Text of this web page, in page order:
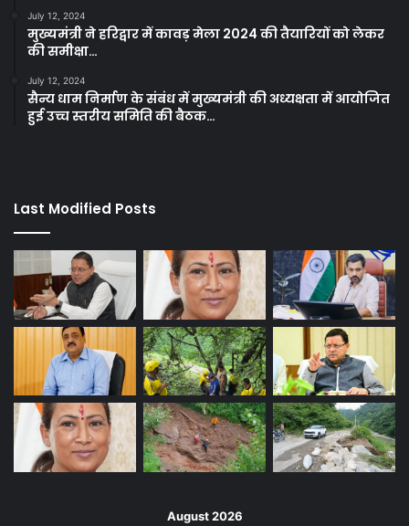
July 12, 2024
मुख्यमंत्री ने हरिद्वार में कावड़ मेला 2024 की तैयारियों को लेकर
की समीक्षा…
July 12, 2024
सैन्य धाम निर्माण के संबंध में मुख्यमंत्री की अध्यक्षता में आयोजित
हुई उच्च स्तरीय समिति की बैठक…
Last Modified Posts
August 2026